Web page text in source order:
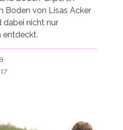
Boden von Lisas Acker
dabei nicht nur
entdeckt.